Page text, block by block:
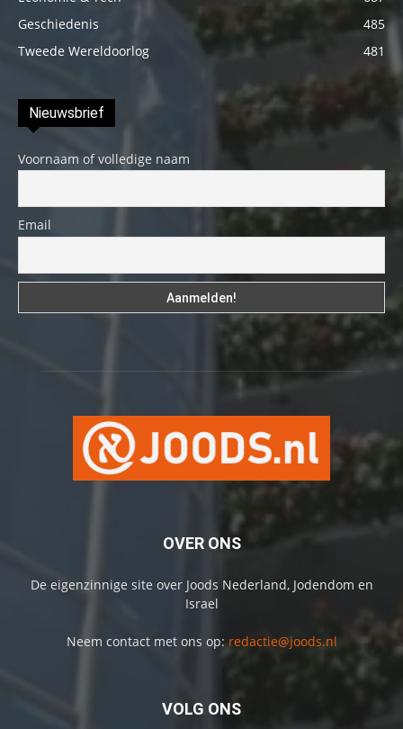
Geschiedenis
485
Tweede Wereldoorlog
481
Nieuwsbrief
Voornaam of volledige naam
Email
OVER ONS
De eigenzinnige site over Joods Nederland, Jodendom en
Israel
Neem contact met ons op: redactie@joods.nl
VOLG ONS